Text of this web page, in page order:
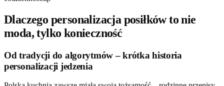
Dlaczego personalizacja posiłków to nie
moda, tylko konieczność
Od tradycji do algorytmów – krótka historia
personalizacji jedzenia